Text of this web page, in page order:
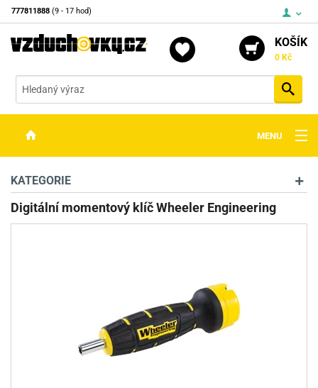
777811888 (9 - 17 hod)
KOŠÍK
0 Kč
MENU
OPTIKA
STŘELIVO
KATEGORIE
Digitální momentový klíč Wheeler Engineering